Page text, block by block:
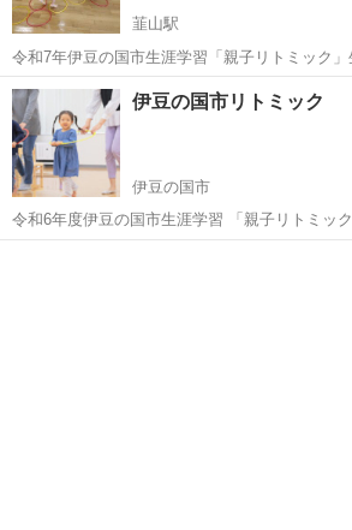
韮山駅
令和7年伊豆の国市生涯学習「親子リトミック」
す。詳細は伊豆の国市ホームページ生涯学習課
をご覧下さい。お手数ですがよろしくお願いしま
静岡 伊豆の国市 韮山駅 リトミック
伊豆の国市リトミック
伊豆の国市
令和6年度伊豆の国市生涯学習 「親子リトミック」 対象年齢♪令和6年
5月1日時点で2歳～3歳の子供 開催時期♪令和6年5月15日水曜日10時～